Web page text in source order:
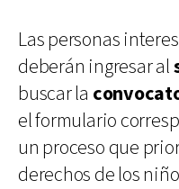
Las personas
deberán ingresar al
buscar la
el formulario
un proceso que
derechos de los